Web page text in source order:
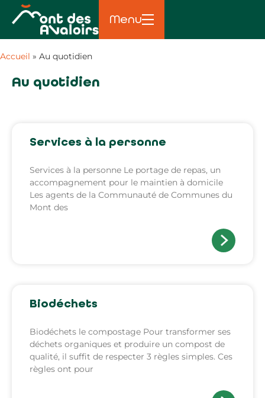
Menu
Accueil » Au quotidien
Au quotidien
Services à la personne
Services à la personne Le portage de repas, un
accompagnement pour le maintien à domicile
Les agents de la Communauté de Communes du
Mont des
Biodéchets
Biodéchets le compostage Pour transformer ses
déchets organiques et produire un compost de
qualité, il suffit de respecter 3 règles simples. Ces
règles ont pour